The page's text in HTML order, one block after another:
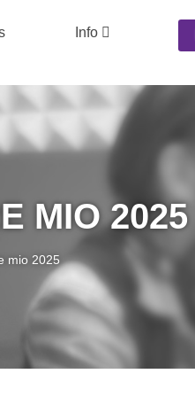
Info
MIO 2025
mio 2025